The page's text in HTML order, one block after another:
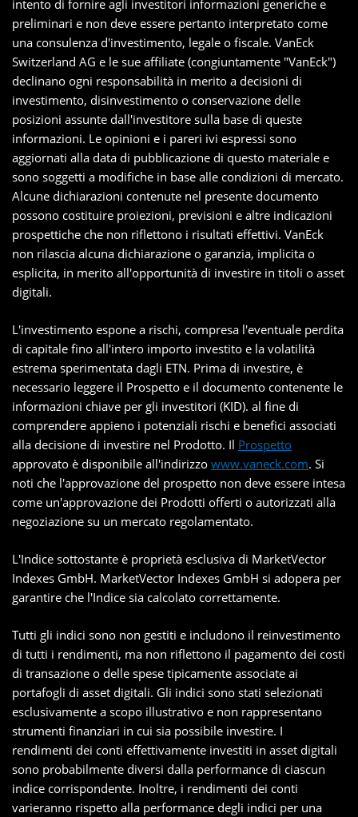
intento di fornire agli investitori informazioni generiche e
preliminari e non deve essere pertanto interpretato come
una consulenza d'investimento, legale o fiscale. VanEck
Switzerland AG e le sue affiliate (congiuntamente "VanEck")
declinano ogni responsabilità in merito a decisioni di
investimento, disinvestimento o conservazione delle
posizioni assunte dall'investitore sulla base di queste
informazioni. Le opinioni e i pareri ivi espressi sono
aggiornati alla data di pubblicazione di questo materiale e
sono soggetti a modifiche in base alle condizioni di mercato.
Alcune dichiarazioni contenute nel presente documento
possono costituire proiezioni, previsioni e altre indicazioni
prospettiche che non riflettono i risultati effettivi. VanEck
non rilascia alcuna dichiarazione o garanzia, implicita o
esplicita, in merito all'opportunità di investire in titoli o asset
digitali.
L'investimento espone a rischi, compresa l'eventuale perdita
di capitale fino all'intero importo investito e la volatilità
estrema sperimentata dagli ETN. Prima di investire, è
necessario leggere il Prospetto e il documento contenente le
informazioni chiave per gli investitori (KID). al fine di
comprendere appieno i potenziali rischi e benefici associati
alla decisione di investire nel Prodotto. Il Prospetto
approvato è disponibile all'indirizzo www.vaneck.com. Si
noti che l'approvazione del prospetto non deve essere intesa
come un'approvazione dei Prodotti offerti o autorizzati alla
negoziazione su un mercato regolamentato.
L'Indice sottostante è proprietà esclusiva di MarketVector
Indexes GmbH. MarketVector Indexes GmbH si adopera per
garantire che l'Indice sia calcolato correttamente.
Tutti gli indici sono non gestiti e includono il reinvestimento
di tutti i rendimenti, ma non riflettono il pagamento dei costi
di transazione o delle spese tipicamente associate ai
portafogli di asset digitali. Gli indici sono stati selezionati
esclusivamente a scopo illustrativo e non rappresentano
strumenti finanziari in cui sia possibile investire. I
rendimenti dei conti effettivamente investiti in asset digitali
sono probabilmente diversi dalla performance di ciascun
indice corrispondente. Inoltre, i rendimenti dei conti
varieranno rispetto alla performance degli indici per una